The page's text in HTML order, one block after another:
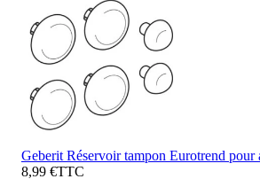
Geberit Réservoir tampon Eurotrend pour
8,99 €TTC